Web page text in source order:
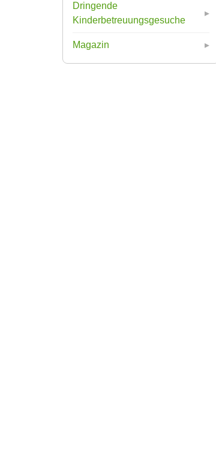
Dringende
Kinderbetreuungsgesuche
Magazin